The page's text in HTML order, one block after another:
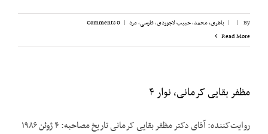
By
|
| باهری، محمد,حبیب لاجوردی,فارسی,مرد |
0 Comments
Read More
مظفر بقایی کرمانی، نوار ۴
روایت‌کننده: آقای دکتر مظفر بقایی کرمانی تاریخ مصاحبه: ۴ ژوئن ۱۹۸۶